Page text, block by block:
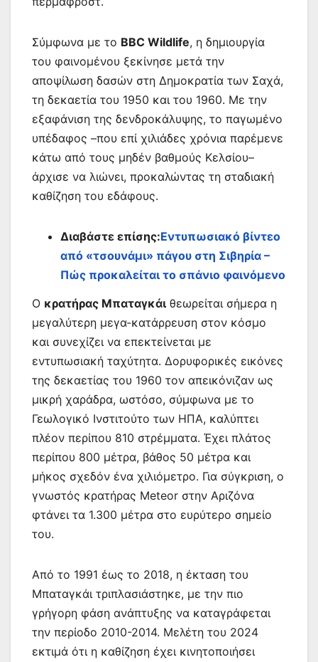
Σύμφωνα με το BBC Wildlife, η δημιουργία
του φαινομένου ξεκίνησε μετά την
αποψίλωση δασών στη Δημοκρατία των Σαχά,
τη δεκαετία του 1950 και του 1960. Με την
εξαφάνιση της δενδροκάλυψης, το παγωμένο
υπέδαφος –που επί χιλιάδες χρόνια παρέμενε
κάτω από τους μηδέν βαθμούς Κελσίου–
άρχισε να λιώνει, προκαλώντας τη σταδιακή
καθίζηση του εδάφους.
Διαβάστε επίσης:Εντυπωσιακό βίντεο
από «τσουνάμι» πάγου στη Σιβηρία –
Πώς προκαλείται το σπάνιο φαινόμενο
Ο κρατήρας Μπαταγκάι θεωρείται σήμερα η
μεγαλύτερη μεγα-κατάρρευση στον κόσμο
και συνεχίζει να επεκτείνεται με
εντυπωσιακή ταχύτητα. Δορυφορικές εικόνες
της δεκαετίας του 1960 τον απεικόνιζαν ως
μικρή χαράδρα, ωστόσο, σύμφωνα με το
Γεωλογικό Ινστιτούτο των ΗΠΑ, καλύπτει
πλέον περίπου 810 στρέμματα. Έχει πλάτος
περίπου 800 μέτρα, βάθος 50 μέτρα και
μήκος σχεδόν ένα χιλιόμετρο. Για σύγκριση, ο
γνωστός κρατήρας Meteor στην Αριζόνα
φτάνει τα 1.300 μέτρα στο ευρύτερο σημείο
του.
Από το 1991 έως το 2018, η έκταση του
Μπαταγκάι τριπλασιάστηκε, με την πιο
γρήγορη φάση ανάπτυξης να καταγράφεται
την περίοδο 2010-2014. Μελέτη του 2024
εκτιμά ότι η καθίζηση έχει κινητοποιήσει